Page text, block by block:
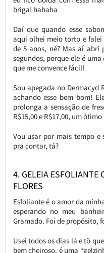
briga! hahaha
Daí que quando esse
aqui olhei meio torto e
de 5 anos, né? Mas aí
segundos, porque ele é
que me convence fácil!
Sou apegada no Dermacyd
achando esse bem bom!
prolonga a sensação de
R$15,00 e R$17,00, um
Vou usar por mais tempo
pra contar, tá?
4. GELEIA ESFOLIANTE
FLORES
Esfoliante é o amor da
esperando no meu
Gramado. Foi de propósito,
Usei todos os dias lá e tô
bem cheiroso, é uma